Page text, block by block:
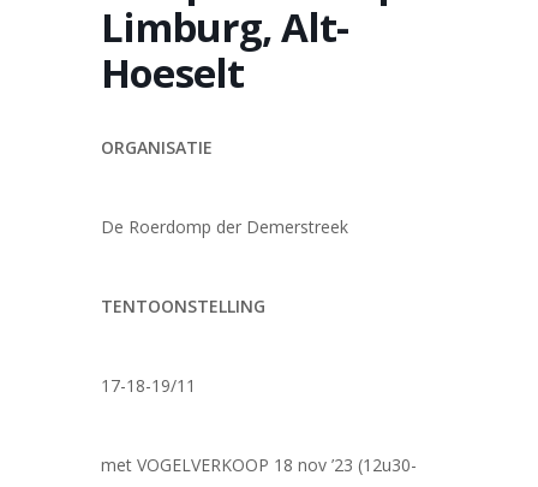
Limburg, Alt-
Hoeselt
ORGANISATIE
De Roerdomp der Demerstreek
TENTOONSTELLING
17-18-19/11
met VOGELVERKOOP 18 nov ’23 (12u30-